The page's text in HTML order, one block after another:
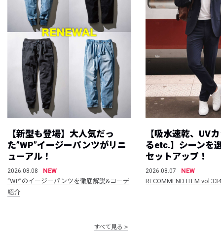
【新型も登場】大人気だっ
た”WP”イージーパンツがリニ
ューアル！
2026.08.08
NEW
“WP”のイージーパンツを徹底解説&コーデ
紹介
【吸水速乾、UV
るetc.】シーンを
セットアップ！
2026.08.07
NEW
RECOMMEND ITEM vol.334
すべて見る